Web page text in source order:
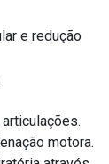
e redução
motora.